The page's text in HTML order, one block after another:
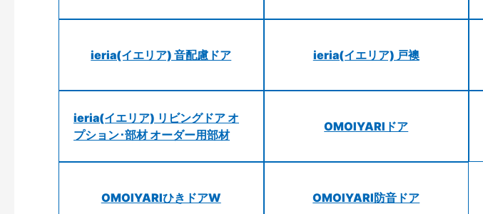
ieria(イエリア) 音配慮ドア ieria(イエリア) 戸襖
ieria(イエリア) リビングドア オ
プション･部材 オーダー用部材
OMOIYARIドア
OMOIYARIひきドアW OMOIYARI防音ドア